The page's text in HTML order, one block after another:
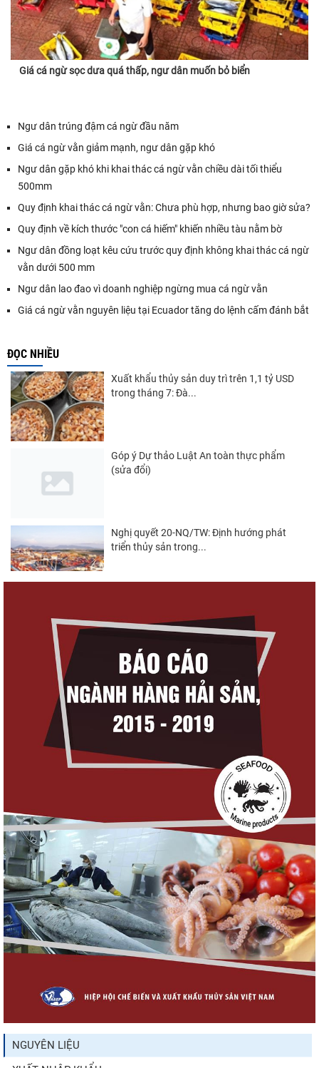
Giá cá ngừ sọc dưa quá thấp, ngư dân muốn bỏ biển
Ngư dân trúng đậm cá ngừ đầu năm
Giá cá ngừ vằn giảm mạnh, ngư dân gặp khó
Ngư dân gặp khó khi khai thác cá ngừ vằn chiều dài tối thiểu
500mm
Quy định khai thác cá ngừ vằn: Chưa phù hợp, nhưng bao giờ sửa?
Quy định về kích thước "con cá hiếm" khiến nhiều tàu nằm bờ
Ngư dân đồng loạt kêu cứu trước quy định không khai thác cá ngừ
vằn dưới 500 mm
Ngư dân lao đao vì doanh nghiệp ngừng mua cá ngừ vằn
Giá cá ngừ vằn nguyên liệu tại Ecuador tăng do lệnh cấm đánh bắt
ĐỌC NHIỀU
Xuất khẩu thủy sản duy trì trên 1,1 tỷ USD
trong tháng 7: Đà...
Góp ý Dự thảo Luật An toàn thực phẩm
(sửa đổi)
Nghị quyết 20-NQ/TW: Định hướng phát
triển thủy sản trong...
tôm Việt tại thị...
Nguồn cung giảm, giá cá rô phi Trung Quốc
tiếp tục tăng
Điểm tin thủy sản thế giới ngày 3/8/2026
Trung Quốc tăng mạnh nhập khẩu mực,
trong khi nguồn cung...
Thông báo 407/TB-VPCP: Tập trung cao độ,
tạo chuyển biến...
Còn chưa đầy 3 tuần đến Vietfish 2026: Sẵn
NGUYÊN LIỆU